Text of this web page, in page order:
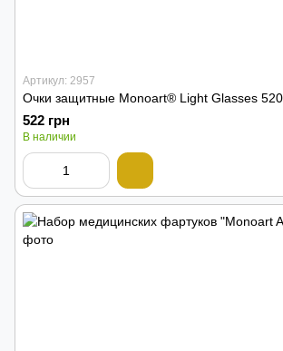
Артикул: 2957
Очки защитные Monoart® Light Glasses 520
522 грн
В наличии